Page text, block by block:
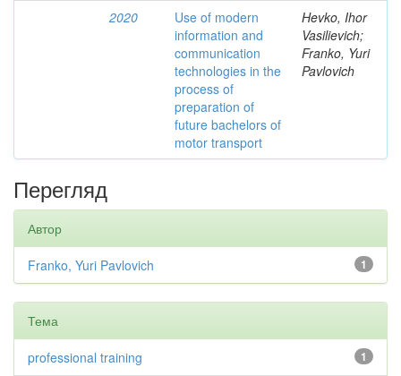
2020
Use of modern
information and
communication
technologies in the
process of
preparation of
future bachelors of
motor transport
Hevko, Ihor
Vasilievich;
Franko, Yuri
Pavlovich
Перегляд
Автор
1
Franko, Yuri Pavlovich
Тема
1
professional training